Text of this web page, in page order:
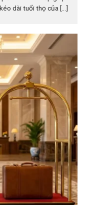
dài tuổi thọ của [...]